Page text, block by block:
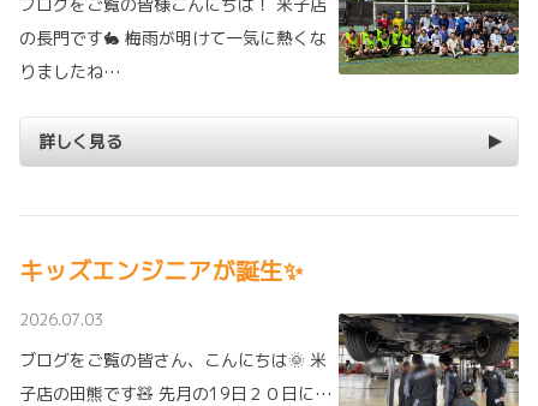
の長門です🐇 梅雨が明けて一気に熱くな
りましたね…
詳しく見る
キッズエンジニアが誕生✨
2026.07.03
ブログをご覧の皆さん、こんにちは🌞 米
子店の田熊です🧸 先月の19日２０日に…